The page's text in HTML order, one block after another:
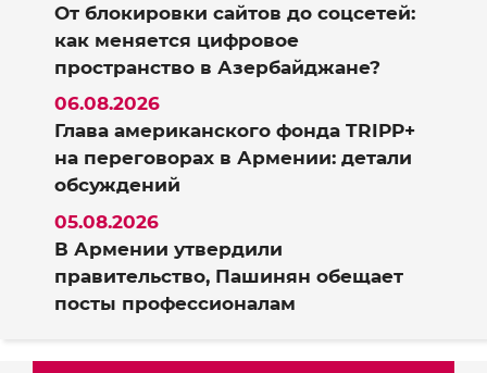
От блокировки сайтов до соцсетей:
как меняется цифровое
пространство в Азербайджане?
Глава американского фонда TRIPP+
на переговорах в Армении: детали
обсуждений
06.08.2026
В Армении утвердили
правительство, Пашинян обещает
посты профессионалам
05.08.2026